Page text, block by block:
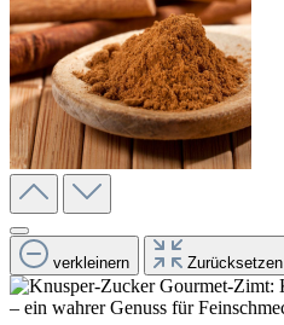
verkleinern Zurücksetzen